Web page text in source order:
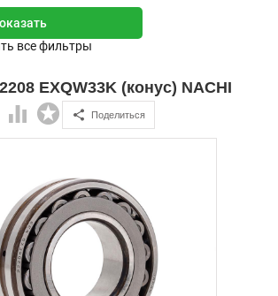
EXQW33K (конус) NACHI
Поделиться